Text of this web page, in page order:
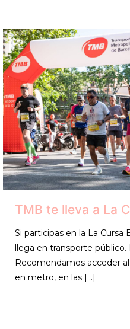
TMB te lleva a La
Si participas en la La Cursa
llega en transporte público.
Recomendamos acceder
en metro, en las[…]